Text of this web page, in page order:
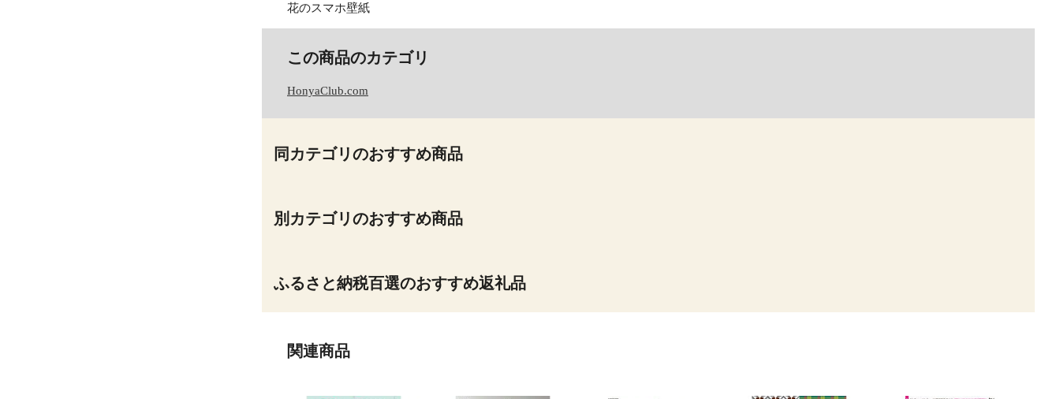
花のスマホ壁紙
この商品のカテゴリ
HonyaClub.com
同カテゴリのおすすめ商品
別カテゴリのおすすめ商品
ふるさと納税百選のおすすめ返礼品
関連商品